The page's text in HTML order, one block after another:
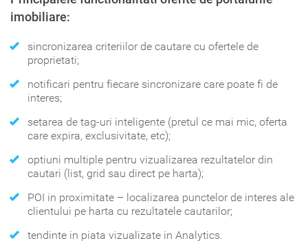
imobiliare:
sincronizarea criteriilor de cautare cu ofertele de
proprietati;
notificari pentru fiecare sincronizare care poate fi de
interes;
setarea de tag-uri inteligente (pretul ce mai mic, oferta
care expira, exclusivitate, etc);
optiuni multiple pentru vizualizarea rezultatelor din
cautari (list, grid sau direct pe harta);
POI in proximitate – localizarea punctelor de interes ale
clientului pe harta cu rezultatele cautarilor;
tendinte in piata vizualizate in Analytics.